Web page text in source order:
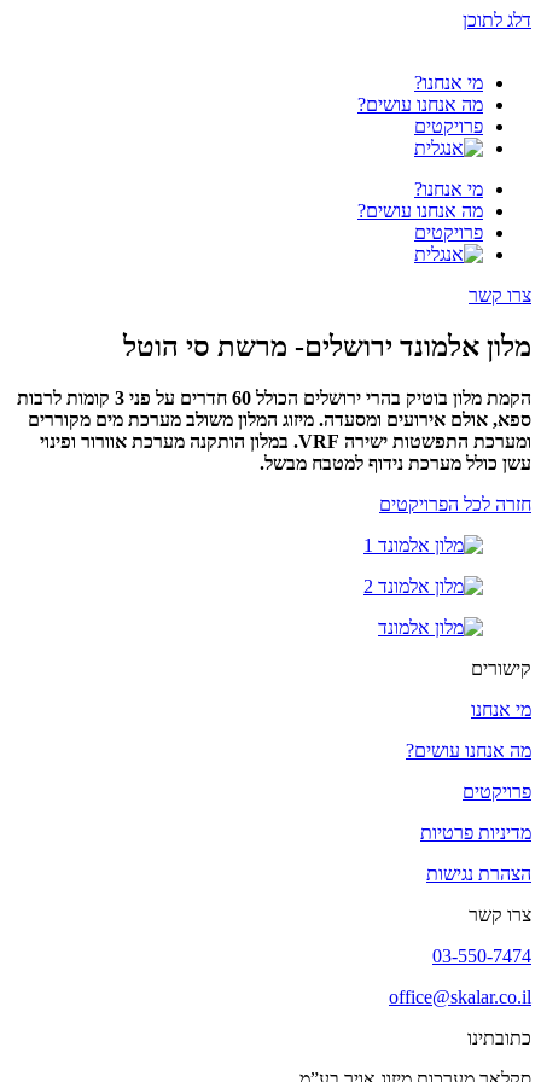
דלג לתוכן
מי אנחנו?
מה אנחנו עושים?
פרויקטים
מי אנחנו?
מה אנחנו עושים?
פרויקטים
צרו קשר
מלון אלמונד ירושלים- מרשת סי הוטל
הקמת מלון בוטיק בהרי ירושלים הכולל 60 חדרים על פני 3 קומות לרבות
ספא, אולם אירועים ומסעדה. מיזוג המלון משולב מערכת מים מקוררים
ומערכת התפשטות ישירה VRF. במלון הותקנה מערכת אוורור ופינוי
עשן כולל מערכת נידוף למטבח מבשל.
חזרה לכל הפרויקטים
קישורים
מי אנחנו
מה אנחנו עושים?
פרויקטים
מדיניות פרטיות
הצהרת נגישות
צרו קשר
03-550-7474
office@skalar.co.il
כתובתינו